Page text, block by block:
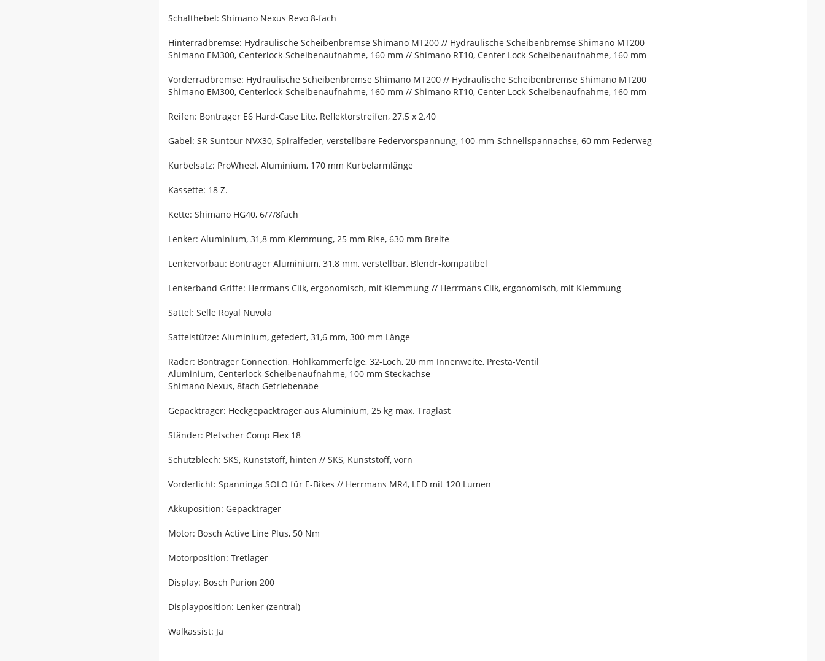
Schalthebel: Shimano Nexus Revo 8-fach
Hinterradbremse: Hydraulische Scheibenbremse Shimano MT200 // Hydraulische Scheibenbremse Shimano MT200
Shimano EM300, Centerlock-Scheibenaufnahme, 160 mm // Shimano RT10, Center Lock-Scheibenaufnahme, 160 mm
Vorderradbremse: Hydraulische Scheibenbremse Shimano MT200 // Hydraulische Scheibenbremse Shimano MT200
Shimano EM300, Centerlock-Scheibenaufnahme, 160 mm // Shimano RT10, Center Lock-Scheibenaufnahme, 160 mm
Reifen: Bontrager E6 Hard-Case Lite, Reflektorstreifen, 27.5 x 2.40
Gabel: SR Suntour NVX30, Spiralfeder, verstellbare Federvorspannung, 100-mm-Schnellspannachse, 60 mm Federweg
Kurbelsatz: ProWheel, Aluminium, 170 mm Kurbelarmlänge
Kassette: 18 Z.
Kette: Shimano HG40, 6/7/8fach
Lenker: Aluminium, 31,8 mm Klemmung, 25 mm Rise, 630 mm Breite
Lenkervorbau: Bontrager Aluminium, 31,8 mm, verstellbar, Blendr-kompatibel
Lenkerband Griffe: Herrmans Clik, ergonomisch, mit Klemmung // Herrmans Clik, ergonomisch, mit Klemmung
Sattel: Selle Royal Nuvola
Sattelstütze: Aluminium, gefedert, 31,6 mm, 300 mm Länge
Räder: Bontrager Connection, Hohlkammerfelge, 32-Loch, 20 mm Innenweite, Presta-Ventil
Aluminium, Centerlock-Scheibenaufnahme, 100 mm Steckachse
Shimano Nexus, 8fach Getriebenabe
Gepäckträger: Heckgepäckträger aus Aluminium, 25 kg max. Traglast
Ständer: Pletscher Comp Flex 18
Schutzblech: SKS, Kunststoff, hinten // SKS, Kunststoff, vorn
Vorderlicht: Spanninga SOLO für E-Bikes // Herrmans MR4, LED mit 120 Lumen
Akkuposition: Gepäckträger
Motor: Bosch Active Line Plus, 50 Nm
Motorposition: Tretlager
Display: Bosch Purion 200
Displayposition: Lenker (zentral)
Walkassist: Ja